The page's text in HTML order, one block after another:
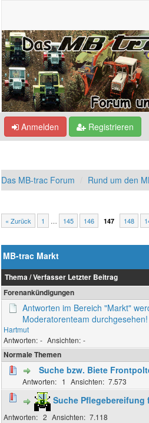
Anmelden Registrieren
Das MB-trac Forum Rund um den
« Zurück 1 … 145 146 147 148
MB-trac Markt
Thema /Verfasser Letzter Beitrag
Forenankündigungen
Antworten im Bereich "Markt"
Moderatorenteam durchgesehen!
Hartmut
-
-
Normale Themen
Suche bzw. Biete
1 7.573
Suche Pflegebereifung
2 7.118